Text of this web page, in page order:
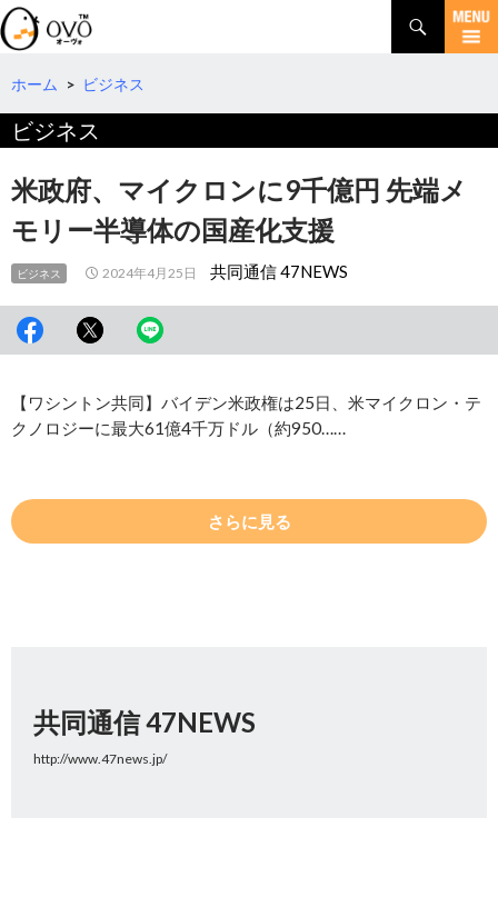
検
索
コ
テ
へ
移
動
ホーム > ビジネス
ビジネス
米政府、マイクロンに9千億円 先端メ
モリー半導体の国産化支援
ビジネス 2024年4月25日 共同通信 47NEWS
【ワシントン共同】バイデン米政権は25日、米マイクロン・テ
クノロジーに最大61億4千万ドル（約950……
さらに見る
共同通信 47NEWS
http://www.47news.jp/